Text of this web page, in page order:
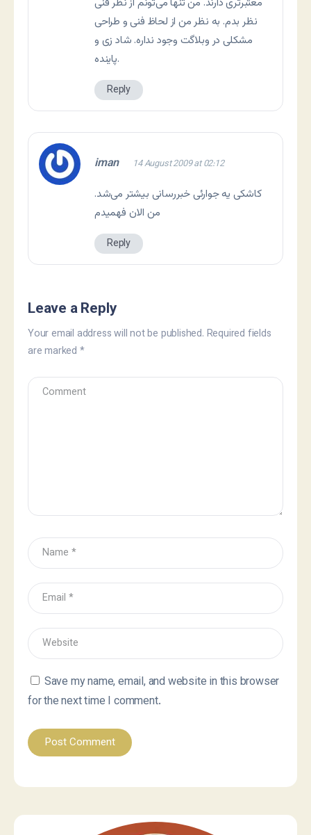
نظر بدم. به نظر من از لحاظ فنی و طراحی
مشکلی در وبلاگت وجود نداره. شاد زی و
پاينده.
Reply
iman 14 August 2009 at 02:12
کاشکی یه جوارئی خبررسانی بیشتر می‌شد.
من الان فهمیدم
Reply
Leave a Reply
Your email address will not be published. Required fields
are marked *
Save my name, email, and website in this browser
for the next time I comment.